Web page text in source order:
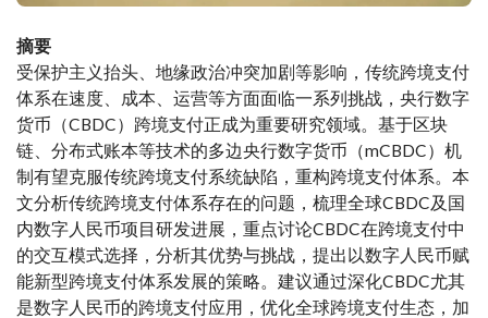
摘要
受保护主义抬头、地缘政治冲突加剧等影响，传统跨境支付
体系在速度、成本、运营等方面面临一系列挑战，央行数字
货币（CBDC）跨境支付正成为重要研究领域。基于区块
链、分布式账本等技术的多边央行数字货币（mCBDC）机
制有望克服传统跨境支付系统缺陷，重构跨境支付体系。本
文分析传统跨境支付体系存在的问题，梳理全球CBDC及国
内数字人民币项目研发进展，重点讨论CBDC在跨境支付中
的交互模式选择，分析其优势与挑战，提出以数字人民币赋
能新型跨境支付体系发展的策略。建议通过深化CBDC尤其
是数字人民币的跨境支付应用，优化全球跨境支付生态，加